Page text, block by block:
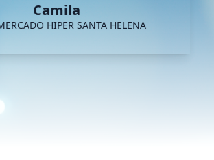
Camila
HIPER SANTA HELENA